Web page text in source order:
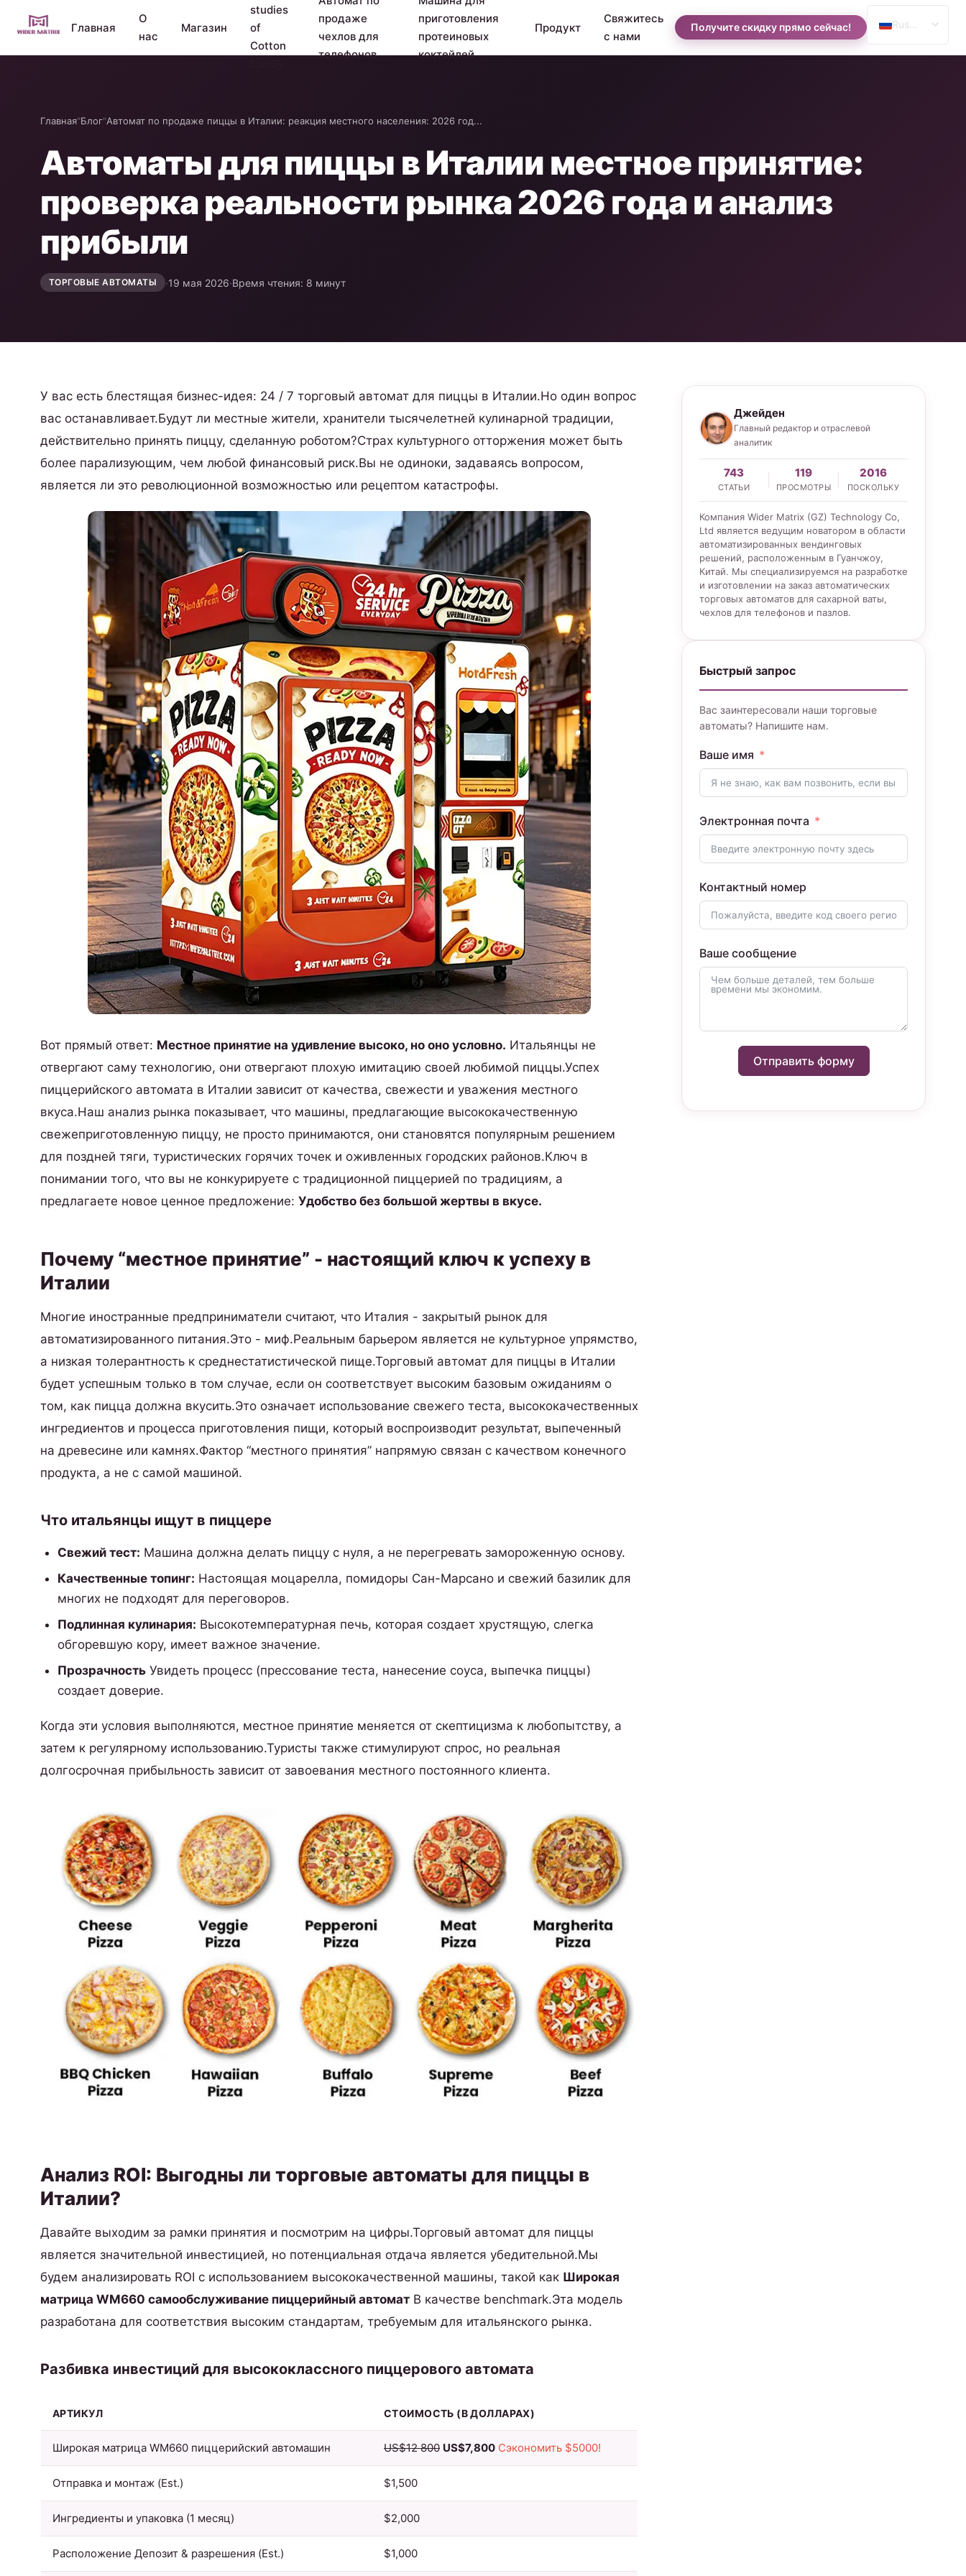
Главная
О
нас
Магазин
studies
of
Cotton
продаже
чехлов для
телефонов
приготовления
протеиновых
коктейлей
Продукт
Свяжитесь
с нами
Получите скидку прямо сейчас!
English
Главная"Блог"Автомат по продаже пиццы в Италии: реакция местного населения: 2026 год...
Автоматы для пиццы в Италии местное принятие:
проверка реальности рынка 2026 года и анализ
прибыли
ТОРГОВЫЕ АВТОМАТЫ ·19 мая 2026·Время чтения: 8 минут
У вас есть блестящая бизнес-идея: 24 / 7 торговый автомат для пиццы в Италии.Но один вопрос
вас останавливает.Будут ли местные жители, хранители тысячелетней кулинарной традиции,
действительно принять пиццу, сделанную роботом?Страх культурного отторжения может быть
более парализующим, чем любой финансовый риск.Вы не одиноки, задаваясь вопросом,
является ли это революционной возможностью или рецептом катастрофы.
Вот прямый ответ: Местное принятие на удивление высоко, но оно условно. Итальянцы не
отвергают саму технологию, они отвергают плохую имитацию своей любимой пиццы.Успех
пиццерийского автомата в Италии зависит от качества, свежести и уважения местного
вкуса.Наш анализ рынка показывает, что машины, предлагающие высококачественную
свежеприготовленную пиццу, не просто принимаются, они становятся популярным решением
для поздней тяги, туристических горячих точек и оживленных городских районов.Ключ в
понимании того, что вы не конкурируете с традиционной пиццерией по традициям, а
предлагаете новое ценное предложение: Удобство без большой жертвы в вкусе.
Почему “местное принятие” - настоящий ключ к успеху в
Италии
Многие иностранные предприниматели считают, что Италия - закрытый рынок для
автоматизированного питания.Это - миф.Реальным барьером является не культурное упрямство,
а низкая толерантность к среднестатистической пище.Торговый автомат для пиццы в Италии
будет успешным только в том случае, если он соответствует высоким базовым ожиданиям о
том, как пицца должна вкусить.Это означает использование свежего теста, высококачественных
ингредиентов и процесса приготовления пищи, который воспроизводит результат, выпеченный
на древесине или камнях.Фактор “местного принятия” напрямую связан с качеством конечного
продукта, а не с самой машиной.
Что итальянцы ищут в пиццере
Свежий тест: Машина должна делать пиццу с нуля, а не перегревать замороженную основу.
Качественные топинг: Настоящая моцарелла, помидоры Сан-Марсано и свежий базилик для
многих не подходят для переговоров.
Подлинная кулинария: Высокотемпературная печь, которая создает хрустящую, слегка
обгоревшую кору, имеет важное значение.
Прозрачность Увидеть процесс (прессование теста, нанесение соуса, выпечка пиццы)
создает доверие.
Когда эти условия выполняются, местное принятие меняется от скептицизма к любопытству, а
затем к регулярному использованию.Туристы также стимулируют спрос, но реальная
долгосрочная прибыльность зависит от завоевания местного постоянного клиента.
Анализ ROI: Выгодны ли торговые автоматы для пиццы в
Италии?
Давайте выходим за рамки принятия и посмотрим на цифры.Торговый автомат для пиццы
является значительной инвестицией, но потенциальная отдача является убедительной.Мы
будем анализировать ROI с использованием высококачественной машины, такой как Широкая
матрица WM660 самообслуживание пиццерийный автомат В качестве benchmark.Эта модель
разработана для соответствия высоким стандартам, требуемым для итальянского рынка.
Разбивка инвестиций для высококлассного пиццерового автомата
АРТИКУЛ СТОИМОСТЬ (В ДОЛЛАРАХ)
Широкая матрица WM660 пиццерийский автомашин US$12 800 US$7,800 Сэкономить $5000!
Отправка и монтаж (Est.) $1,500
Ингредиенты и упаковка (1 месяц) $2,000
Расположение Депозит & разрешения (Est.) $1,000
Джейден
Главный редактор и отраслевой
аналитик
743
СТАТЬИ
119
ПРОСМОТРЫ
2016
ПОСКОЛЬКУ
Компания Wider Matrix (GZ) Technology Co,
Ltd является ведущим новатором в области
автоматизированных вендинговых
решений, расположенным в Гуанчжоу,
Китай. Мы специализируемся на разработке
и изготовлении на заказ автоматических
торговых автоматов для сахарной ваты,
чехлов для телефонов и пазлов.
Быстрый запрос
Вас заинтересовали наши торговые
автоматы? Напишите нам.
Ваше имя
Электронная почта
Контактный номер
Ваше сообщение
Отправить форму